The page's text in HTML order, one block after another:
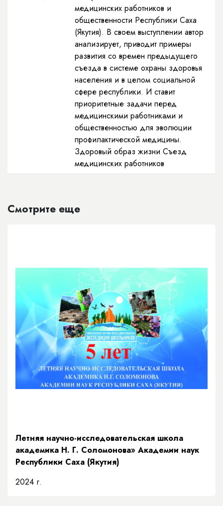
медицинских работников и
общественности Республики Саха
(Якутия). В своем выступлении автор
анализирует, приводит примеры
развития со времен предыдущего
съезда в системе охраны здоровья
населения и в целом социальной
сфере республики. И ставит
приоритетные задачи перед
медицинскими работниками и
общественностью для эволюции
профилактической медицины.
Здоровый образ жизни Съезд
медицинских работников
Смотрите еще
Летняя научно-исследовательская школа
академика Н. Г. Соломонова» Академии наук
Республики Саха (Якутия)
2024 г.